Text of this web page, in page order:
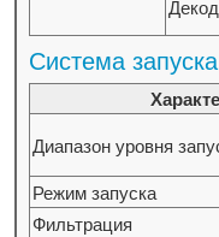
Система запуска
Диапазон уровня
Режим запуска
Фильтрация